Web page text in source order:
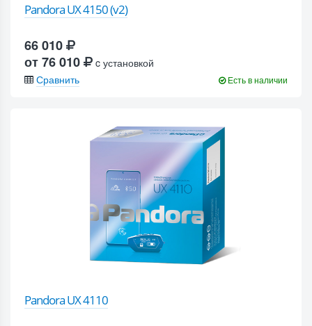
Pandora UX 4150 (v2)
66 010
от 76 010
c установкой
Сравнить
Есть в наличии
Pandora UX 4110